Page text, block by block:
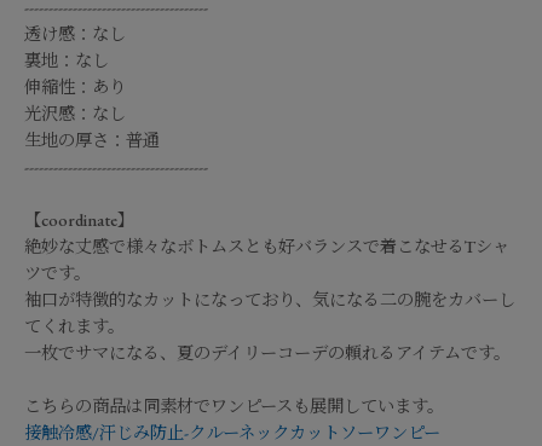
--------------------------------------
透け感：なし
裏地：なし
伸縮性：あり
光沢感：なし
生地の厚さ：普通
--------------------------------------
【coordinate】
絶妙な丈感で様々なボトムスとも好バランスで着こなせるTシャ
ツです。
袖口が特徴的なカットになっており、気になる二の腕をカバーし
てくれます。
一枚でサマになる、夏のデイリーコーデの頼れるアイテムです。
こちらの商品は同素材でワンピースも展開しています。
接触冷感/汗じみ防止-クルーネックカットソーワンピー